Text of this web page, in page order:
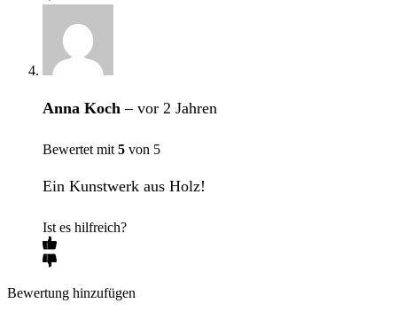
Anna Koch– vor 2 Jahren
Bewertet mit 5 von 5
Ein Kunstwerk aus Holz!
Ist es hilfreich?
Bewertung hinzufügen